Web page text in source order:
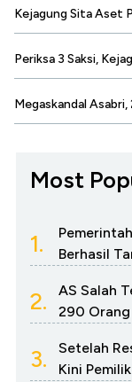
Kejagung Sita Aset
Periksa 3 Saksi,
Megaskandal
Most
1.
Berhasil
2.
AS Salah
290
3.
Setelah
Kini